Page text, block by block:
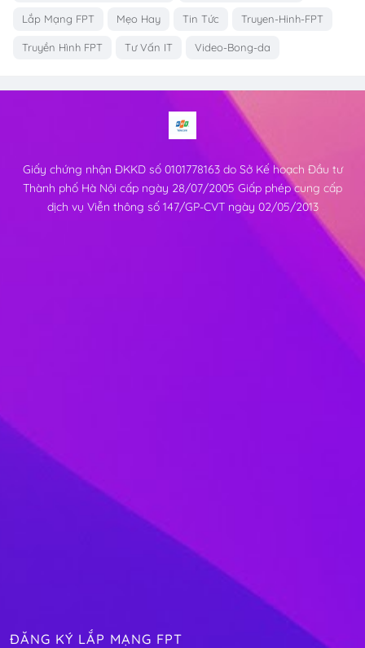
Lắp Mạng FPT Mẹo Hay Tin Tức Truyen-Hinh-FPT
Truyền Hình FPT Tư Vấn IT Video-Bong-da
Giấy chứng nhận ĐKKD số 0101778163 do Sở Kế hoạch Đầu tư
Thành phố Hà Nội cấp ngày 28/07/2005 Giấp phép cung cấp
dịch vụ Viễn thông số 147/GP-CVT ngày 02/05/2013
ĐĂNG KÝ LẮP MẠNG FPT